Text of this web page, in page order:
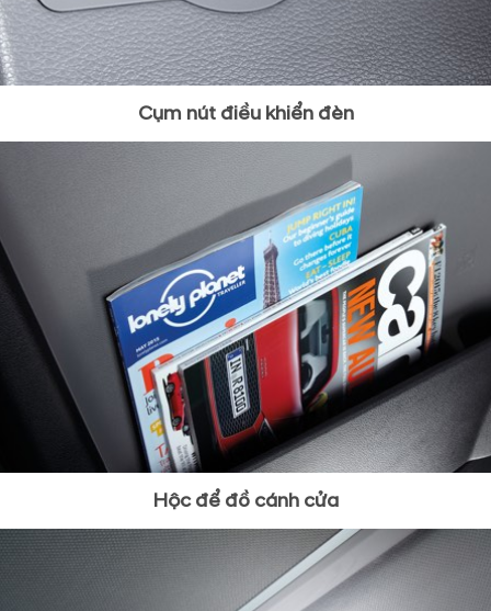
Cụm nút điều khiển đèn
Hộc để đồ cánh cửa